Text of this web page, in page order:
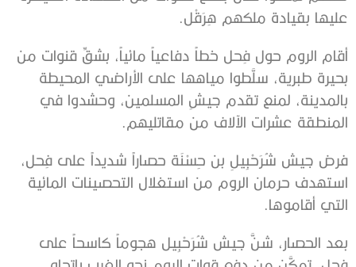
عليها بقيادة ملكهم هِرَقْل.
أقام الروم حول فِحل خطاً دفاعياً مائياً، بشقِّ قنوات من
بحيرة طبرية، سلَّطوا مياهها على الأراضي المحيطة
بالمدينة، لمنع تقدم جيشِ المسلمين، وحشدوا في
المنطقة عشرات الآلاف من مقاتليهم.
فرض جيش شُرَحْبِيلِ بن حِسْنَة حصاراً شديداً على فِحل،
استهدف حرمان الروم من استغلال التحصينات المائية
التي أقاموها.
بعد الحصار، شنَّ جيش شُرَحْبِيل هجوماً كاسحاً على